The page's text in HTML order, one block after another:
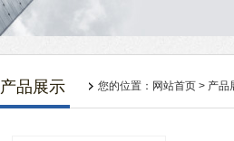
产品展示 您的位置： 网站首页 > 产品